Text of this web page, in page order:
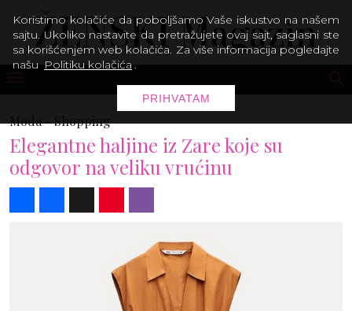
Moda -Shopping
Elegantne haljine iz Zare koje su
odgovor na veliku vrućinu
Koristimo kolačiće da poboljšamo Vaše iskustvo na našem
sajtu. Ukoliko nastavite da pretražujete ovaj sajt, saglasni ste
sa korišćenjem web kolačića. Za više informacija pogledajte
našu Politiku kolačića .
PRIHVATAM